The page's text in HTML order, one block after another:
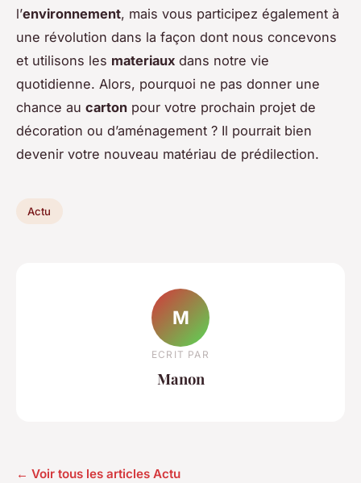
l’environnement, mais vous participez également à
une révolution dans la façon dont nous concevons
et utilisons les materiaux dans notre vie
quotidienne. Alors, pourquoi ne pas donner une
chance au carton pour votre prochain projet de
décoration ou d’aménagement ? Il pourrait bien
devenir votre nouveau matériau de prédilection.
Actu
M
ECRIT PAR
Manon
← Voir tous les articles Actu